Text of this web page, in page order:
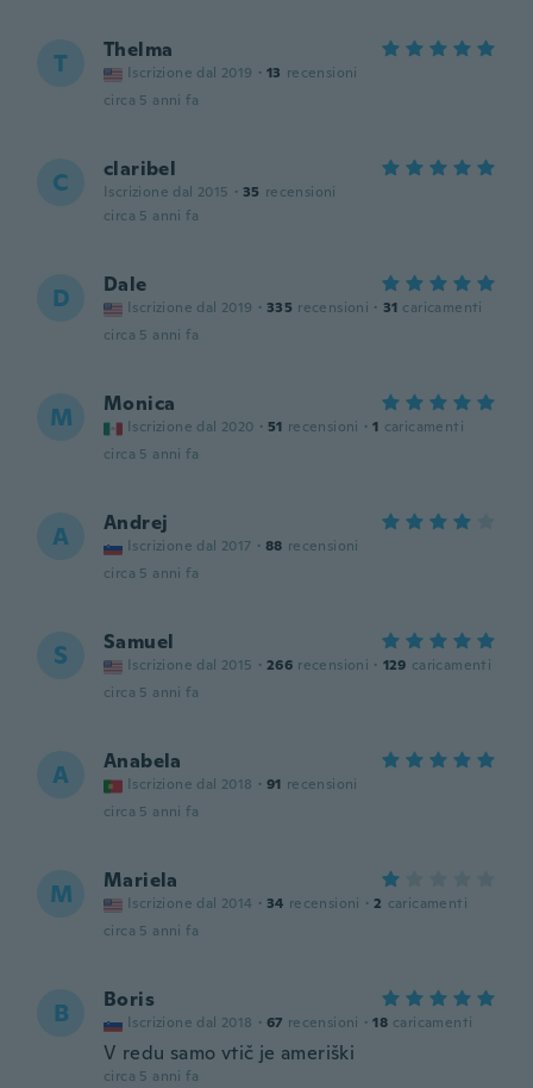
T Thelma
Iscrizione dal 2019 · 13 recensioni
circa 5 anni fa
C claribel
Iscrizione dal 2015 · 35 recensioni
circa 5 anni fa
D Dale
Iscrizione dal 2019 · 335 recensioni · 31 caricamenti
circa 5 anni fa
M Monica
Iscrizione dal 2020 · 51 recensioni · 1 caricamenti
circa 5 anni fa
A Andrej
Iscrizione dal 2017 · 88 recensioni
circa 5 anni fa
S Samuel
Iscrizione dal 2015 · 266 recensioni · 129 caricamenti
circa 5 anni fa
A Anabela
Iscrizione dal 2018 · 91 recensioni
circa 5 anni fa
M Mariela
Iscrizione dal 2014 · 34 recensioni · 2 caricamenti
circa 5 anni fa
B Boris
Iscrizione dal 2018 · 67 recensioni · 18 caricamenti
V redu samo vtič je ameriški
circa 5 anni fa